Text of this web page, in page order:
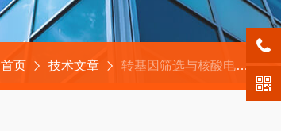
首页 技术文章 转基因筛选与核酸电泳的观察难点解析